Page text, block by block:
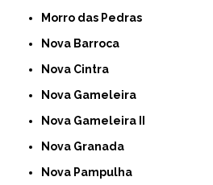
Morro das Pedras
Nova Barroca
Nova Cintra
Nova Gameleira
Nova Gameleira II
Nova Granada
Nova Pampulha